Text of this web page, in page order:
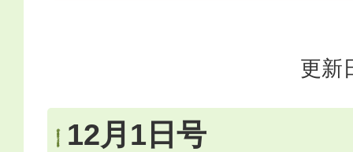
更新
12月1日号